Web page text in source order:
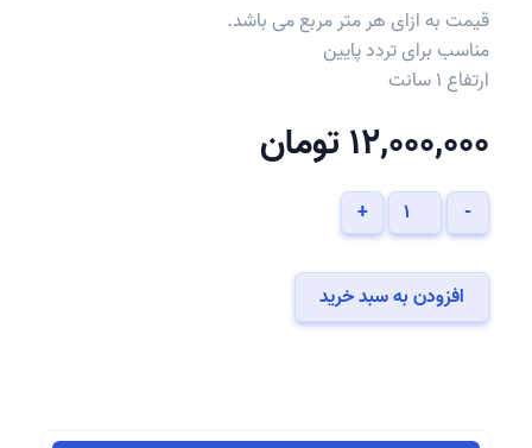
قیمت به ازای هر متر مربع می باشد.
مناسب برای تردد پایین
ارتفاع 1 سانت
12,000,000تومان
-
پادری
آلومینیومی
سانتی
pvc
+
افزودن به سبد خرید